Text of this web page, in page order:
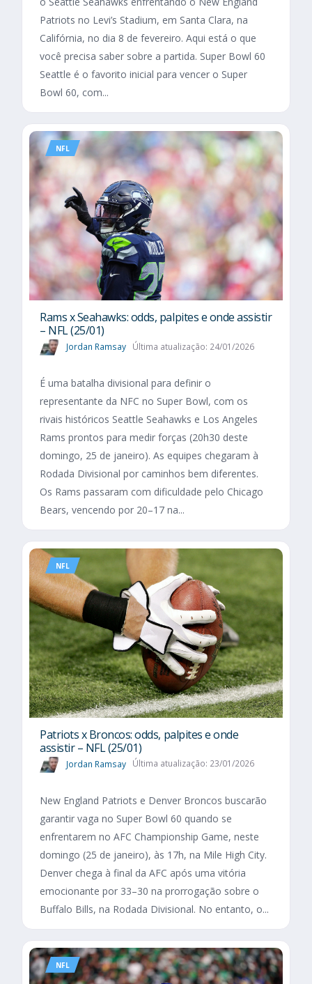
Patriots no Levi’s Stadium, em Santa Clara, na
Califórnia, no dia 8 de fevereiro. Aqui está o que
você precisa saber sobre a partida. Super Bowl 60
Seattle é o favorito inicial para vencer o Super
Bowl 60, com...
NFL
Rams x Seahawks: odds, palpites e onde assistir
– NFL (25/01)
Jordan Ramsay Última atualização: 24/01/2026
É uma batalha divisional para definir o
representante da NFC no Super Bowl, com os
rivais históricos Seattle Seahawks e Los Angeles
Rams prontos para medir forças (20h30 deste
domingo, 25 de janeiro). As equipes chegaram à
Rodada Divisional por caminhos bem diferentes.
Os Rams passaram com dificuldade pelo Chicago
Bears, vencendo por 20–17 na...
NFL
Patriots x Broncos: odds, palpites e onde
assistir – NFL (25/01)
Jordan Ramsay Última atualização: 23/01/2026
New England Patriots e Denver Broncos buscarão
garantir vaga no Super Bowl 60 quando se
enfrentarem no AFC Championship Game, neste
domingo (25 de janeiro), às 17h, na Mile High City.
Denver chega à final da AFC após uma vitória
emocionante por 33–30 na prorrogação sobre o
Buffalo Bills, na Rodada Divisional. No entanto, o...
NFL